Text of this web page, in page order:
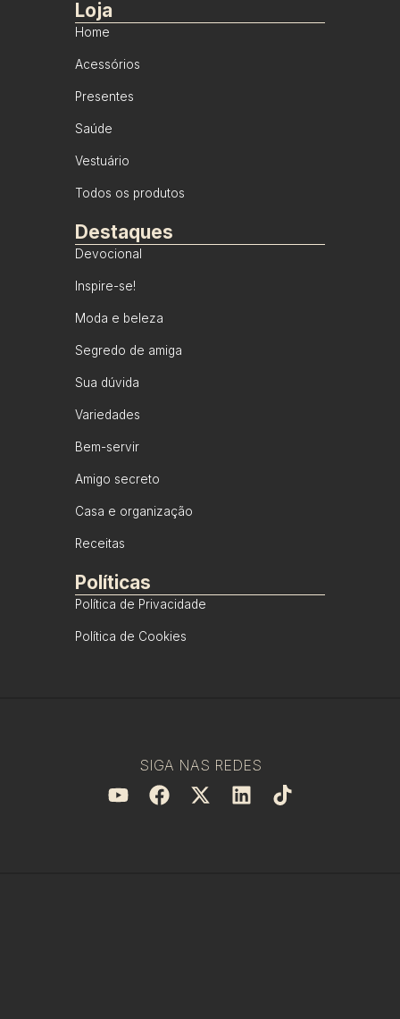
Loja
Home
Acessórios
Presentes
Saúde
Vestuário
Todos os produtos
Destaques
Devocional
Inspire-se!
Moda e beleza
Segredo de amiga
Sua dúvida
Variedades
Bem-servir
Amigo secreto
Casa e organização
Receitas
Políticas
Política de Privacidade
Política de Cookies
SIGA NAS REDES